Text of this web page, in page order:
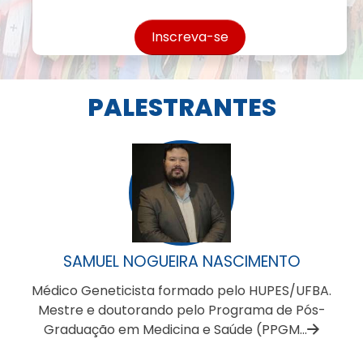
Inscreva-se
PALESTRANTES
SAMUEL NOGUEIRA NASCIMENTO
Médico Geneticista formado pelo HUPES/UFBA.
Mestre e doutorando pelo Programa de Pós-
Graduação em Medicina e Saúde (PPGM...